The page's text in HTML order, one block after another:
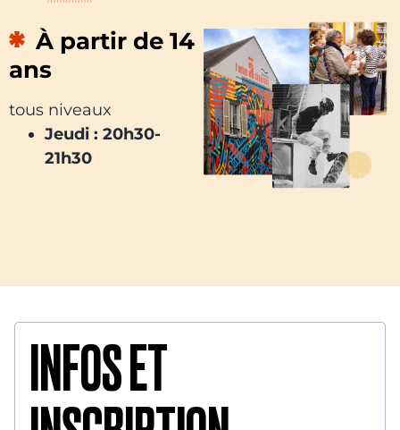
À partir de 14
ans
tous niveaux
Jeudi : 20h30-
21h30
INFOS ET